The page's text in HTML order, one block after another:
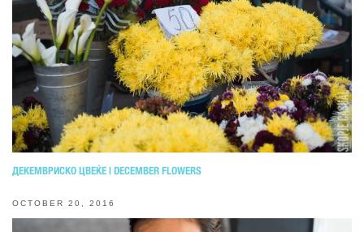
ДЕКЕМВРИСКО ЦВЕЌЕ | DECEMBER FLOWERS
OCTOBER 20, 2016